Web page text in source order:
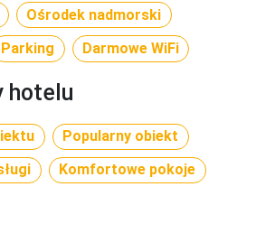
Rosyjski
indywidualna
Balkon
Rosyjski
Ośrodek nadmorski
Parking Darmowe WiFi
hotelu
Popularny obiekt
Komfortowe pokoje